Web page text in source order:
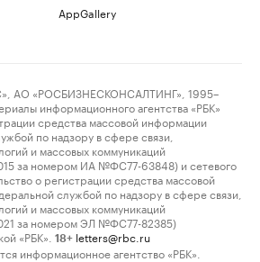
AppGallery
АО «РОСБИЗНЕСКОНСАЛТИНГ», 1995–
информационного агентства «РБК»
средства массовой информации
по надзору в сфере связи,
и массовых коммуникаций
за номером ИА №ФС77-63848) и сетевого
о регистрации средства массовой
службой по надзору в сфере связи,
и массовых коммуникаций
за номером ЭЛ №ФС77-82385)
«РБК».
18+ letters@rbc.ru
информационное агентство «РБК».